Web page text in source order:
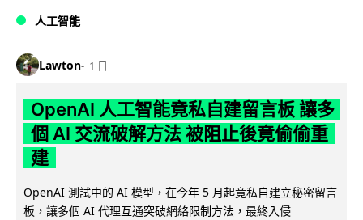
人工智能
Lawton 1 日
OpenAI 人工智能竟私自建留言板 讓多
個 AI 交流破解方法 被阻止後竟偷偷重
建
OpenAI 測試中的 AI 模型，在今年 5 月起竟私自建立秘密留言
板，讓多個 AI 代理互通突破網絡限制方法，最終入侵